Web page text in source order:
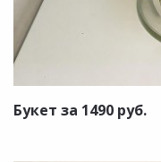
Букет за 1490 руб.